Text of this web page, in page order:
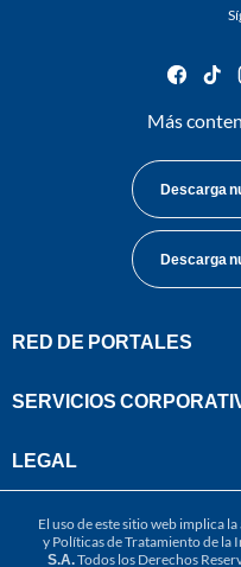
Más
Descarga
Descarga
RED DE PORTALES
SERVICIOS
LEGAL
El uso de este sitio web implica
y Políticas de Tratamiento de la
S.A.Todos los Derechos